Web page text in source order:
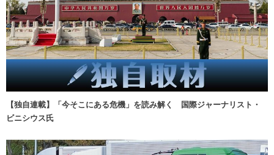
【独自連載】「今そこにある危機」を読み解く 国際ジャーナリスト・
ビニシウス氏